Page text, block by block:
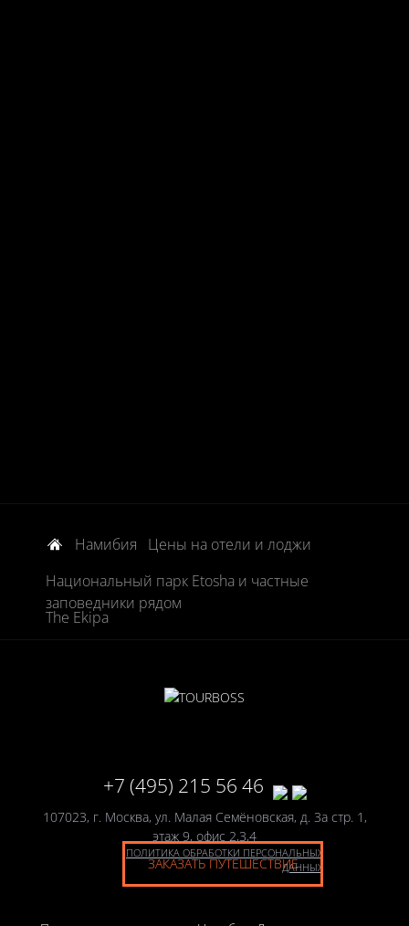
Намибия
Цены на отели и лоджи
Национальный парк Etosha и частные
заповедники рядом
The Ekipa
+7 (495) 215 56 46
107023, г. Москва, ул. Малая Семёновская, д. 3а стр. 1,
этаж 9, офис 2,3,4
ПОЛИТИКА ОБРАБОТКИ ПЕРСОНАЛЬНЫХ
ДАННЫХ
ЗАКАЗАТЬ ПУТЕШЕСТВИЕ